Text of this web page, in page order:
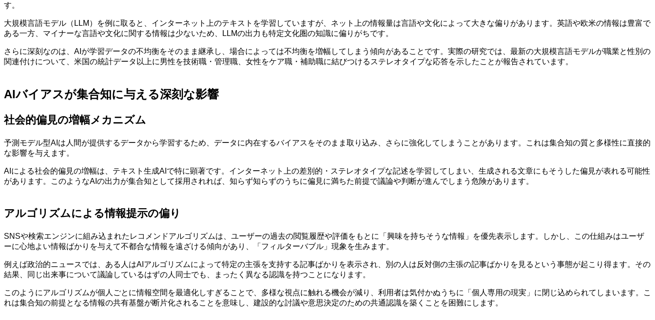
す。
大規模言語モデル（LLM）を例に取ると、インターネット上のテキストを学習していますが、ネット上の情報量は言語や文化によって大きな偏りがあります。英語や欧米の情報は豊富で
ある一方、マイナーな言語や文化に関する情報は少ないため、LLMの出力も特定文化圏の知識に偏りがちです。
さらに深刻なのは、AIが学習データの不均衡をそのまま継承し、場合によっては不均衡を増幅してしまう傾向があることです。実際の研究では、最新の大規模言語モデルが職業と性別の
関連付けについて、米国の統計データ以上に男性を技術職・管理職、女性をケア職・補助職に結びつけるステレオタイプな応答を示したことが報告されています。
AIバイアスが集合知に与える深刻な影響
社会的偏見の増幅メカニズム
予測モデル型AIは人間が提供するデータから学習するため、データに内在するバイアスをそのまま取り込み、さらに強化してしまうことがあります。これは集合知の質と多様性に直接的
な影響を与えます。
AIによる社会的偏見の増幅は、テキスト生成AIで特に顕著です。インターネット上の差別的・ステレオタイプな記述を学習してしまい、生成される文章にもそうした偏見が表れる可能性
があります。このようなAIの出力が集合知として採用されれば、知らず知らずのうちに偏見に満ちた前提で議論や判断が進んでしまう危険があります。
アルゴリズムによる情報提示の偏り
SNSや検索エンジンに組み込まれたレコメンドアルゴリズムは、ユーザーの過去の閲覧履歴や評価をもとに「興味を持ちそうな情報」を優先表示します。しかし、この仕組みはユーザ
ーに心地よい情報ばかりを与えて不都合な情報を遠ざける傾向があり、「フィルターバブル」現象を生みます。
例えば政治的ニュースでは、ある人はAIアルゴリズムによって特定の主張を支持する記事ばかりを表示され、別の人は反対側の主張の記事ばかりを見るという事態が起こり得ます。その
結果、同じ出来事について議論しているはずの人同士でも、まったく異なる認識を持つことになります。
このようにアルゴリズムが個人ごとに情報空間を最適化しすぎることで、多様な視点に触れる機会が減り、利用者は気付かぬうちに「個人専用の現実」に閉じ込められてしまいます。こ
れは集合知の前提となる情報の共有基盤が断片化されることを意味し、建設的な討議や意思決定のための共通認識を築くことを困難にします。